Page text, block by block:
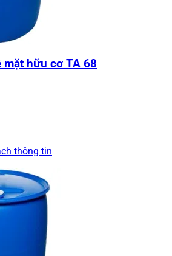
mặt hữu cơ TA 68
thông tin